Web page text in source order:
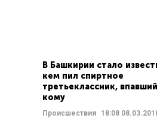
В Башкирии стало
кем пил спиртное
третьеклассник,
кому
Происшествия 18:08